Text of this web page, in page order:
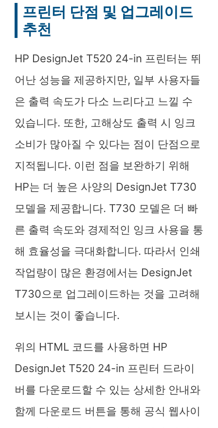
프린터 단점 및 업그레이드
추천
HP DesignJet T520 24-in 프린터는 뛰
어난 성능을 제공하지만, 일부 사용자들
은 출력 속도가 다소 느리다고 느낄 수
있습니다. 또한, 고해상도 출력 시 잉크
소비가 많아질 수 있다는 점이 단점으로
지적됩니다. 이런 점을 보완하기 위해
HP는 더 높은 사양의 DesignJet T730
모델을 제공합니다. T730 모델은 더 빠
른 출력 속도와 경제적인 잉크 사용을 통
해 효율성을 극대화합니다. 따라서 인쇄
작업량이 많은 환경에서는 DesignJet
T730으로 업그레이드하는 것을 고려해
보시는 것이 좋습니다.
위의 HTML 코드를 사용하면 HP
DesignJet T520 24-in 프린터 드라이
버를 다운로드할 수 있는 상세한 안내와
함께 다운로드 버튼을 통해 공식 웹사이